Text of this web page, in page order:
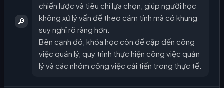
🔎
chiến lược và tiêu chí lựa chọn, giúp người học
không xử lý vấn đề theo cảm tính mà có khung
suy nghĩ rõ ràng hơn.
Bên cạnh đó, khóa học còn đề cập đến công
việc quản lý, quy trình thực hiện công việc quản
lý và các nhóm công việc cải tiến trong thực tế.